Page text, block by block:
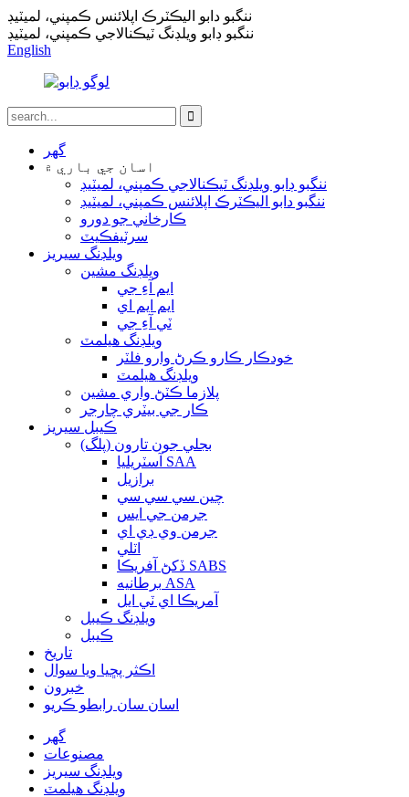
ننگبو دابو اليڪٽرڪ اپلائنس ڪمپني، لميٽيڊ
ننگبو ڊابو ويلڊنگ ٽيڪنالاجي ڪمپني، لميٽيڊ
English
گھر
اسان جي باري ۾
ننگبو ڊابو ويلڊنگ ٽيڪنالاجي ڪمپني، لميٽيڊ
ننگبو دابو اليڪٽرڪ اپلائنس ڪمپني، لميٽيڊ
ڪارخاني جو دورو
سرٽيفڪيٽ
ويلڊنگ سيريز
ويلڊنگ مشين
ايم آءِ جي
ايم ايم اي
ٽي آءِ جي
ويلڊنگ هيلمٽ
خودڪار ڪارو ڪرڻ وارو فلٽر
ويلڊنگ هيلمٽ
پلازما ڪٽڻ واري مشين
ڪار جي بيٽري چارجر
ڪيبل سيريز
بجلي جون تارون (پلگ)
آسٽريليا SAA
برازيل
چين سي سي سي
جرمن جي ايس
جرمن وي ڊي اي
اٽلي
ڏکڻ آفريڪا SABS
برطانيه ASA
آمريڪا اي ٽي ايل
ويلڊنگ ڪيبل
ڪيبل
تاريخ
اڪثر پڇيا ويا سوال
خبرون
اسان سان رابطو ڪريو
گھر
مصنوعات
ويلڊنگ سيريز
ويلڊنگ هيلمٽ